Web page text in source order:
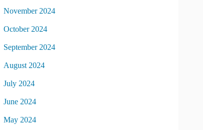
November 2024
October 2024
September 2024
August 2024
July 2024
June 2024
May 2024